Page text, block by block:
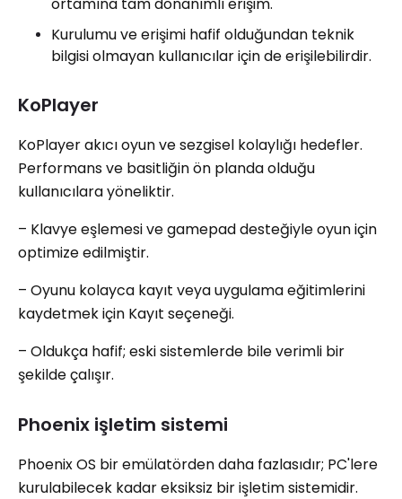
Kurulumu ve erişimi hafif olduğundan teknik
bilgisi olmayan kullanıcılar için de erişilebilirdir.
KoPlayer
KoPlayer akıcı oyun ve sezgisel kolaylığı hedefler.
Performans ve basitliğin ön planda olduğu
kullanıcılara yöneliktir.
– Klavye eşlemesi ve gamepad desteğiyle oyun için
optimize edilmiştir.
– Oyunu kolayca kayıt veya uygulama eğitimlerini
kaydetmek için Kayıt seçeneği.
– Oldukça hafif; eski sistemlerde bile verimli bir
şekilde çalışır.
Phoenix işletim sistemi
Phoenix OS bir emülatörden daha fazlasıdır; PC'lere
kurulabilecek kadar eksiksiz bir işletim sistemidir.